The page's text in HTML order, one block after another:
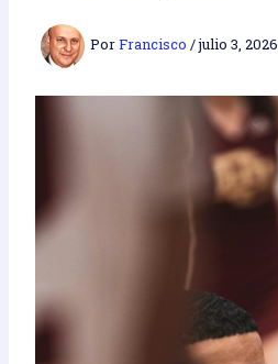
PorFrancisco /julio 3, 2026